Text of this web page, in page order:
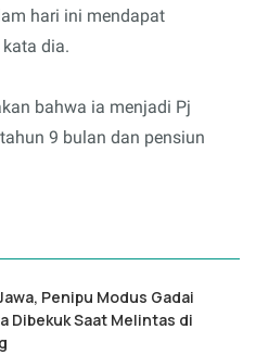
hari ini mendapat
kata dia.
bahwa ia menjadi Pj
9 bulan dan pensiun
Penipu Modus Gadai
Dibekuk Saat Melintas di